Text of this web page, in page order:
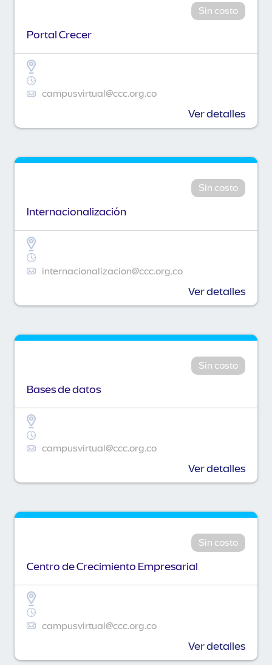
Sin costo
Portal Crecer
campusvirtual@ccc.org.co
Ver detalles
Sin costo
Internacionalización
internacionalizacion@ccc.org.co
Ver detalles
Sin costo
Bases de datos
campusvirtual@ccc.org.co
Ver detalles
Sin costo
Centro de Crecimiento Empresarial
campusvirtual@ccc.org.co
Ver detalles